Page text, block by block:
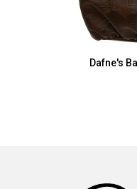
Dafne's